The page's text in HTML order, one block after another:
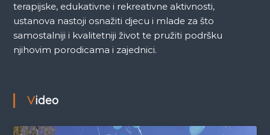
terapijske, edukativne i rekreativne aktivnosti,
ustanova nastoji osnažiti djecu i mlade za što
samostalniji i kvalitetniji život te pružiti podršku
njihovim porodicama i zajednici.
Video